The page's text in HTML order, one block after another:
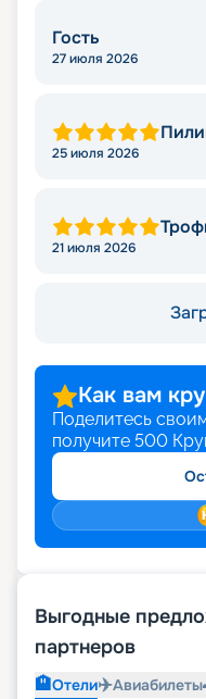
Гость
27 июля 2026
25 июля 2026
21 июля 2026
Как вам
Поделитесь
получите 500
Выгодные
партнеров
🏨Отели✈️Авиабилеты